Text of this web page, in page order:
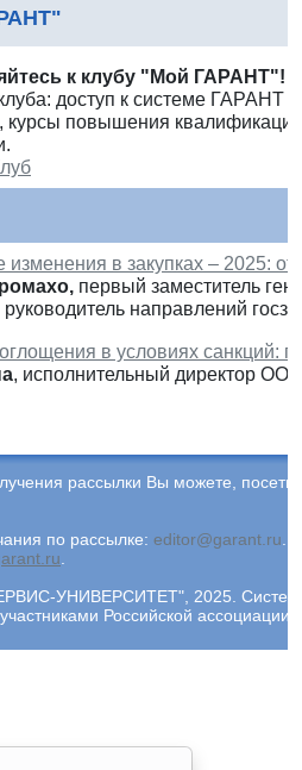
к клубу "Мой ГАРАНТ"!
доступ к системе ГАРАНТ
курсы повышения
в закупках – 2025:
первый заместитель
направлений
в условиях санкций:
, исполнительный директор
рассылки Вы можете,
по рассылке: editor@garant.ru
УНИВЕРСИТЕТ", 2025. Система
Российской